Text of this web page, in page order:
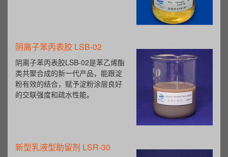
阴离子苯丙表胶 LSB-02
阴离子苯丙表胶LSB-02是苯乙烯酯
类共聚合成的新一代产品，能跟淀
粉有效的结合，赋予淀粉涂层良好
的交联强度和疏水性能。
新型乳液型助留剂 LSR-30